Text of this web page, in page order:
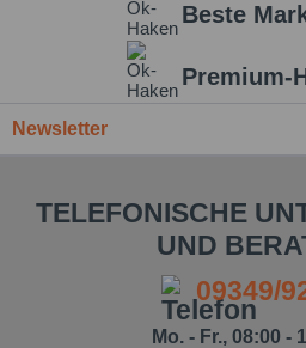
Beste
Premium-
Newsletter
TELEFONISCHE
UND
09349/
Mo. - Fr., 08:00 -